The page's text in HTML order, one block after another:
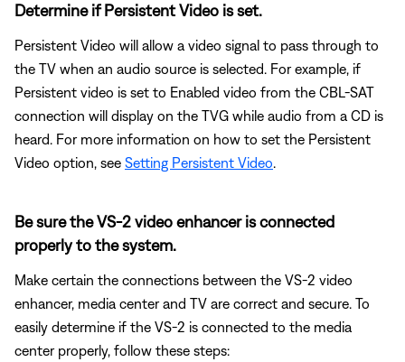
Determine if Persistent Video is set.
Persistent Video will allow a video signal to pass through to
the TV when an audio source is selected. For example, if
Persistent video is set to Enabled video from the CBL-SAT
connection will display on the TVG while audio from a CD is
heard. For more information on how to set the Persistent
Video option, see Setting Persistent Video
Be sure the VS-2 video enhancer is connected
properly to the system.
Make certain the connections between the VS-2 video
enhancer, media center and TV are correct and secure. To
easily determine if the VS-2 is connected to the media
center properly, follow these steps: